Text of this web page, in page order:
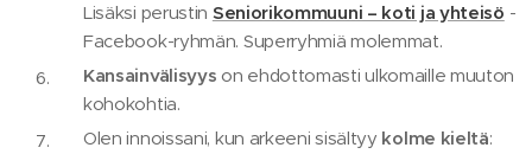
Lisäksi perustin Seniorikommuuni – koti ja yhteisö -
Facebook-ryhmän. Superryhmiä molemmat.
Kansainvälisyys on ehdottomasti ulkomaille muuton
kohokohtia.
Olen innoissani, kun arkeeni sisältyy kolme kieltä: